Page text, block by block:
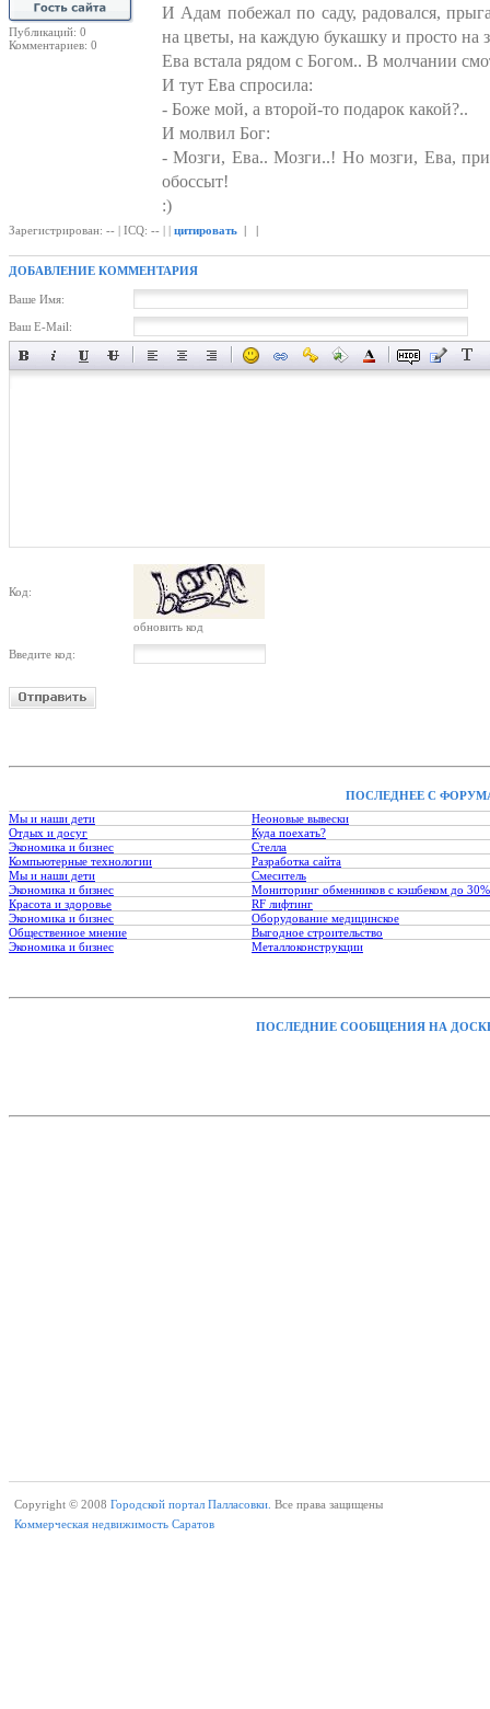
Публикаций: 0
Комментариев: 0
И Адам побежал по саду, радовался,
на цветы, на каждую букашку и просто на
Ева встала рядом с Богом.. В молчании
И тут Ева спросила:
- Боже мой, а второй-то подарок какой?..
И молвил Бог:
- Мозги, Ева.. Мозги..! Но мозги, Ева,
обоссыт!
:)
Зарегистрирован: -- | ICQ: -- | | цитировать | |
ДОБАВЛЕНИЕ КОММЕНТАРИЯ
Ваше Имя:
Ваш E-Mail:
Код:
обновить код
Введите код:
ПОСЛЕДНЕЕ С
Мы и наши дети
Неоновые вывески
Отдых и досуг
Куда поехать?
Экономика и бизнес
Стелла
Компьютерные технологии
Разработка сайта
Мы и наши дети
Смеситель
Экономика и бизнес
Мониторинг обменников с кэшбеком до 30%
Красота и здоровье
RF лифтинг
Экономика и бизнес
Оборудование медицинское
Общественное мнение
Выгодное строительство
Экономика и бизнес
Металлоконструкции
ПОСЛЕДНИЕ СООБЩЕНИЯ НА
Copyright © 2008 Городской портал Палласовки. Все права защищены
Коммерческая недвижимость Саратов